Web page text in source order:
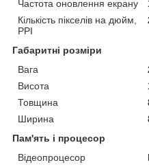
Частота оновлення екрану
Кількість пікселів на дюйм,
PPI
Габаритні розміри
Вага
Висота
Товщина
Ширина
Пам'ять і процесор
Відеопроцесор